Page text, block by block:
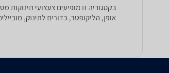
בקטגוריה זו מופיעים צעצועי תינוקות
אופן, הליקופטר, כדורים לתינוק,